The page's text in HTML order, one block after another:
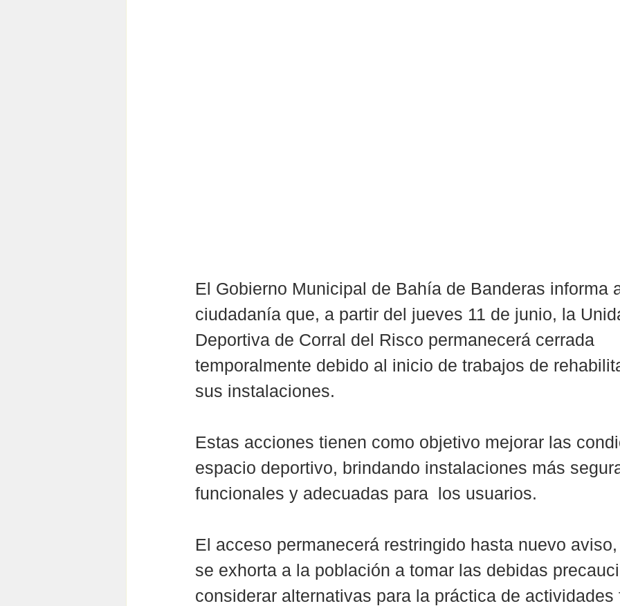
El Gobierno Municipal de Bahía de Banderas informa
ciudadanía que, a partir del jueves 11 de junio, la
Deportiva de Corral del Risco permanecerá cerrada
temporalmente debido al inicio de trabajos de
sus instalaciones.
Estas acciones tienen como objetivo mejorar las
espacio deportivo, brindando instalaciones más
funcionales y adecuadas para  los usuarios.
El acceso permanecerá restringido hasta nuevo
se exhorta a la población a tomar las debidas
considerar alternativas para la práctica de